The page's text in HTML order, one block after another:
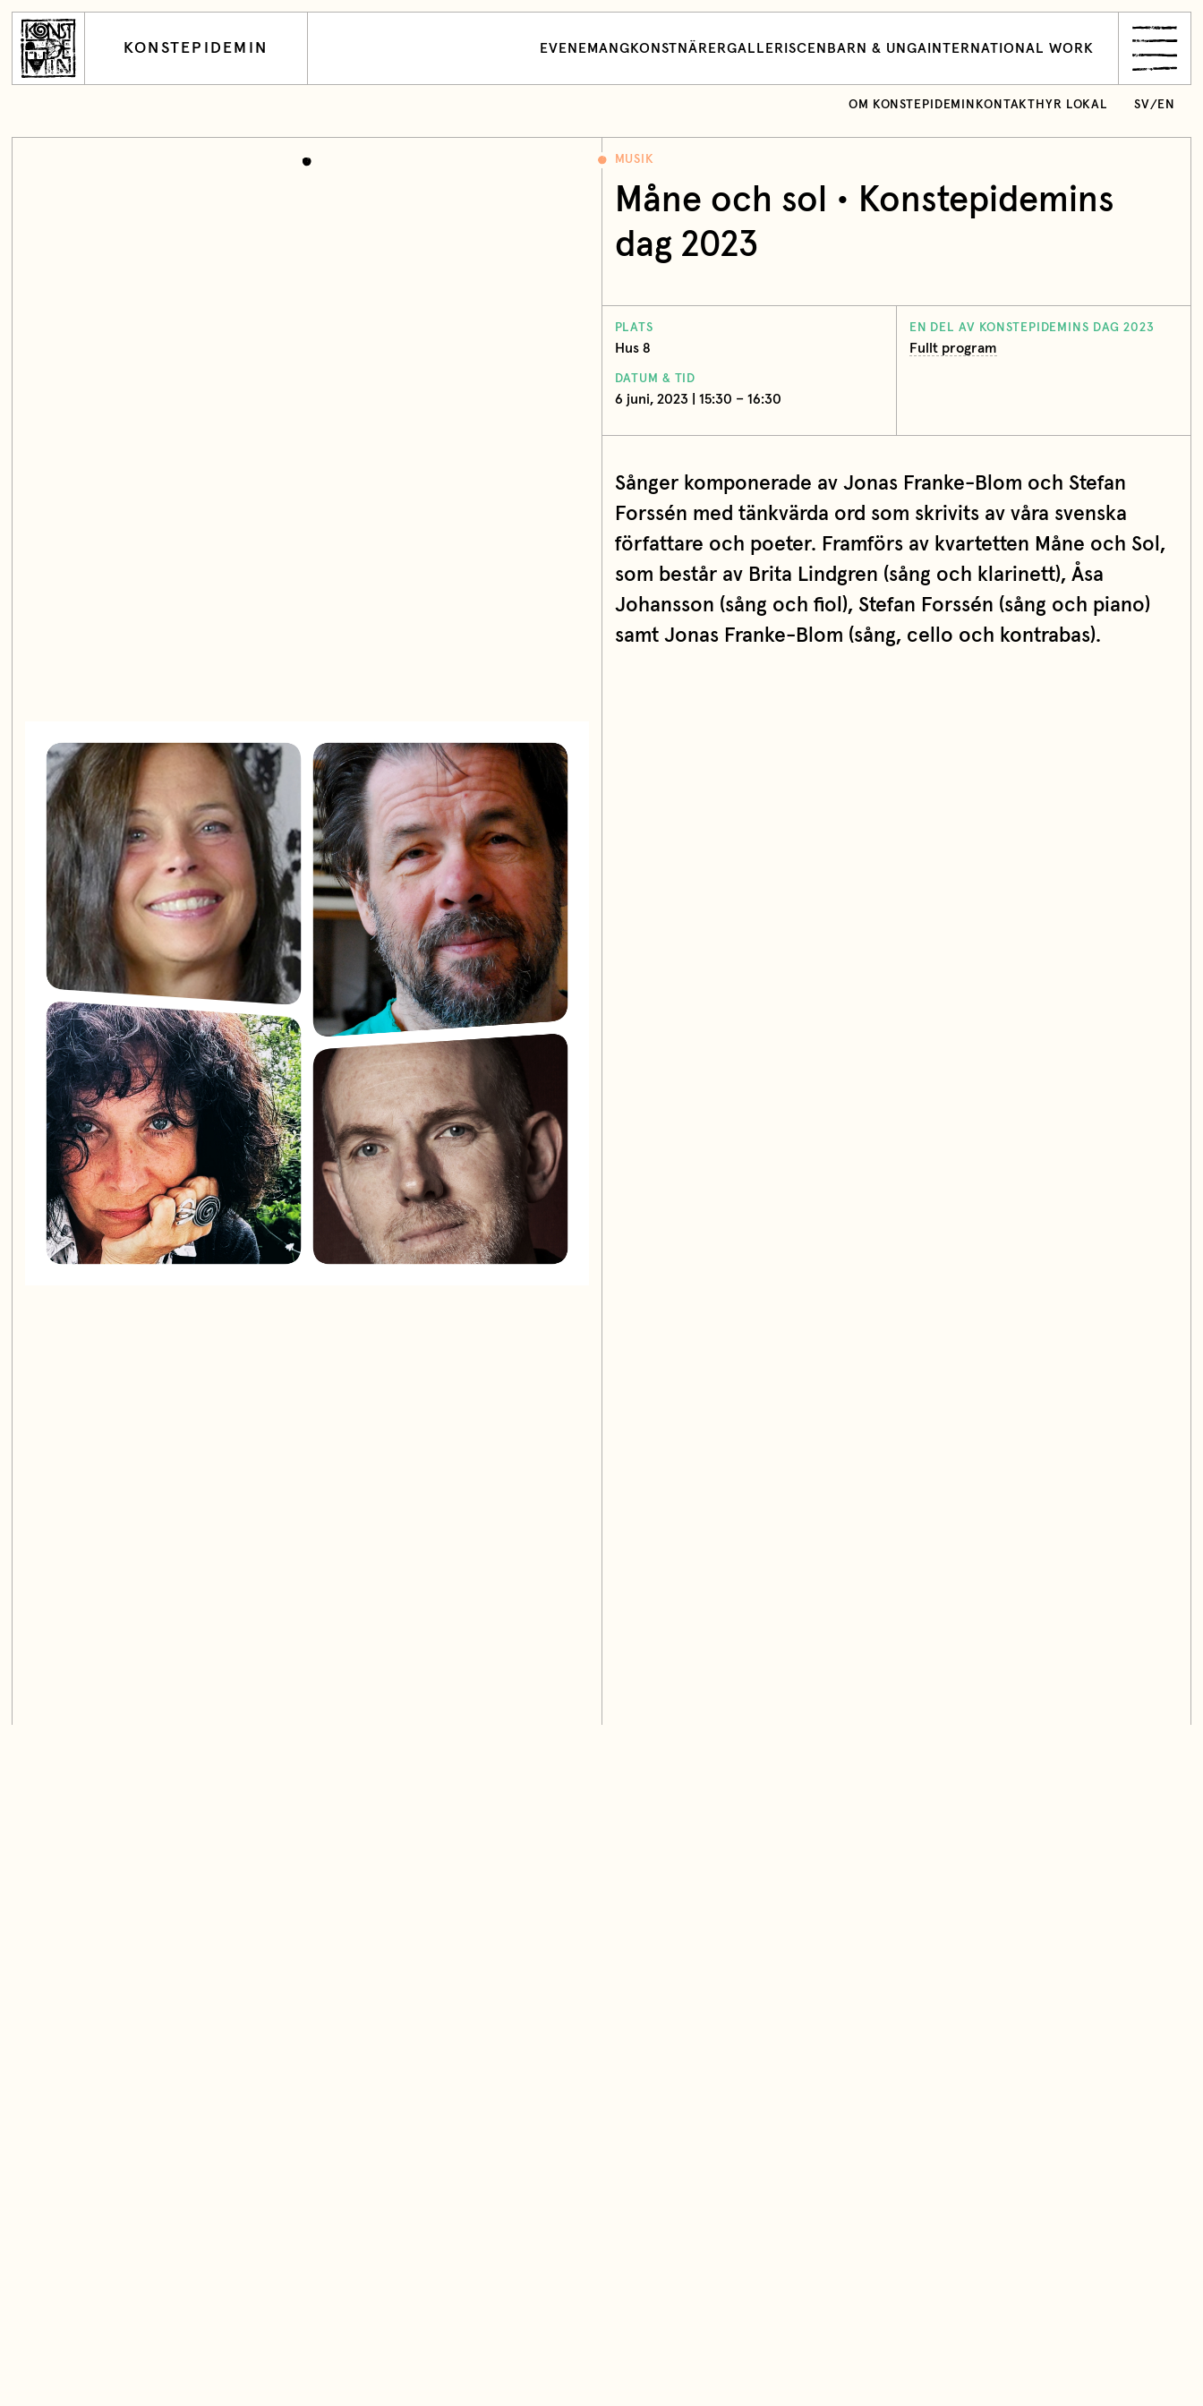
KONSTEPIDEMIN EVENEMANG KONSTNÄRERGALLERI SCEN BARN & UNGA INTERNATIONAL WORK
OM KONSTEPIDEMIN KONTAKT HYR LOKAL SV/ EN
MUSIK
Måne och sol • Konstepidemins
dag 2023
PLATS
Hus 8
DATUM & TID
6 juni, 2023 | 15:30 – 16:30
EN DEL AV KONSTEPIDEMINS DAG 2023
Fullt program
Sånger komponerade av Jonas Franke-Blom och Stefan
Forssén med tänkvärda ord som skrivits av våra svenska
författare och poeter. Framförs av kvartetten Måne och Sol,
som består av Brita Lindgren (sång och klarinett), Åsa
Johansson (sång och fiol), Stefan Forssén (sång och piano)
samt Jonas Franke-Blom (sång, cello och kontrabas).